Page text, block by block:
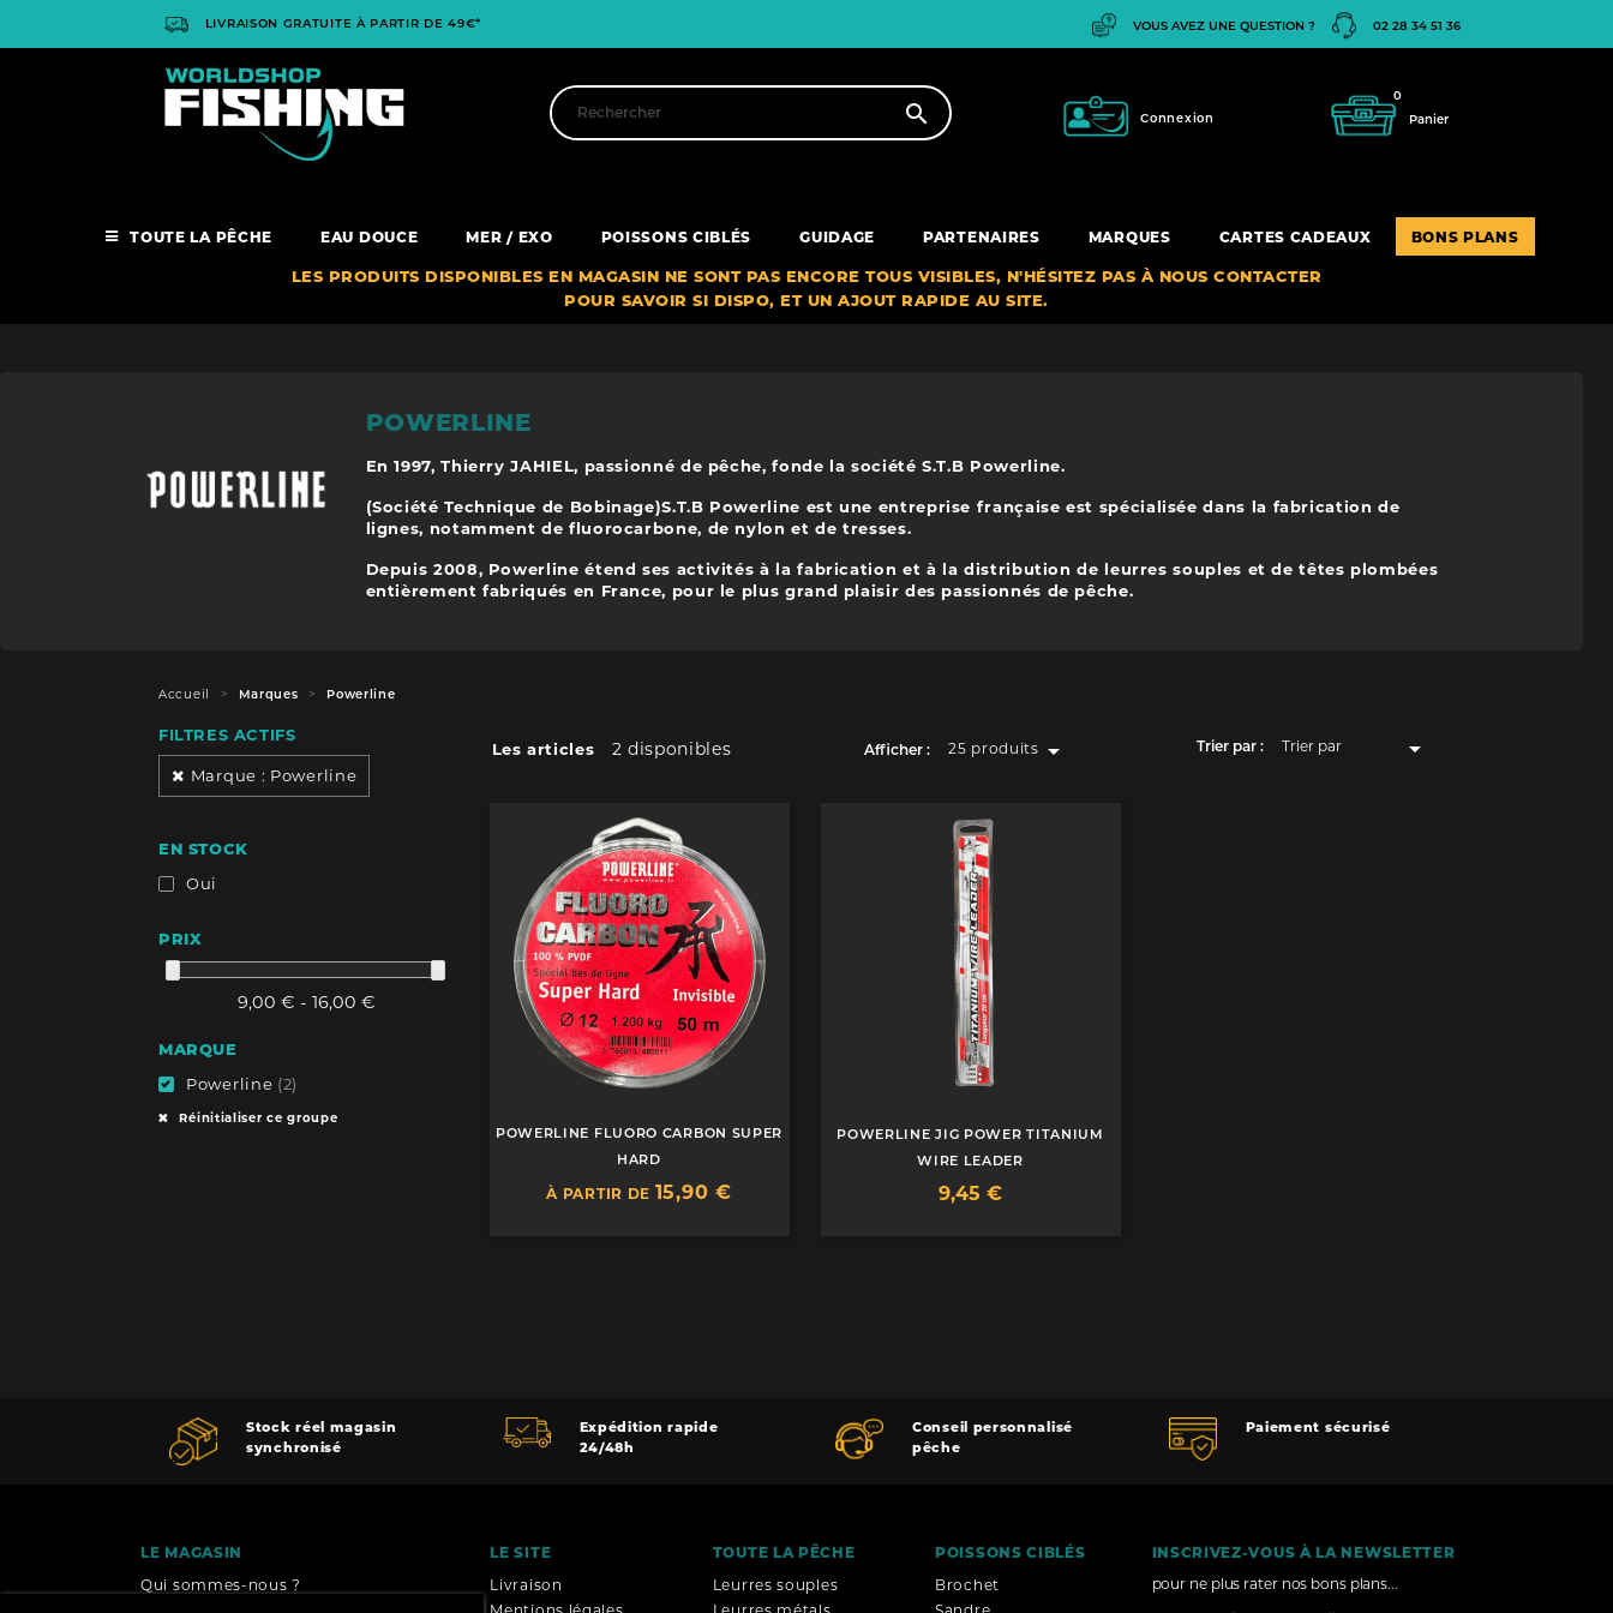
Panneau de gestion des cookies
LIVRAISON GRATUITE À PARTIR DE 49€* VOUS AVEZ UNE QUESTION ? 02 28 34 51 36
 Connexion Panier
0
TOUTE LA PÊCHE EAU DOUCE MER / EXO POISSONS CIBLÉS GUIDAGE PARTENAIRES MARQUES CARTES CADEAUX BONS PLANS
LES PRODUITS DISPONIBLES EN MAGASIN NE SONT PAS ENCORE TOUS VISIBLES, N'HÉSITEZ PAS À NOUS CONTACTER
POUR SAVOIR SI DISPO, ET UN AJOUT RAPIDE AU SITE.
POWERLINE
En 1997, Thierry JAHIEL, passionné de pêche, fonde la société S.T.B Powerline.
(Société Technique de Bobinage)S.T.B Powerline est une entreprise française est spécialisée dans la fabrication de
lignes, notamment de fluorocarbone, de nylon et de tresses.
Depuis 2008, Powerline étend ses activités à la fabrication et à la distribution de leurres souples et de têtes plombées
entièrement fabriqués en France, pour le plus grand plaisir des passionnés de pêche.
Accueil Marques Powerline
FILTRES ACTIFS
Marque : Powerline
EN STOCK
Oui
PRIX
9,00 € - 16,00 €
MARQUE
Powerline (2)
Réinitialiser ce groupe
Les articles 2 disponibles Afficher : 25 produits  Trier par : Trier par 
POWERLINE FLUORO CARBON SUPER
HARD
À PARTIR DE 15,90 €
POWERLINE JIG POWER TITANIUM
WIRE LEADER
Prix
9,45 €
Stock réel magasin
synchronisé
Expédition rapide
24/48h
Conseil personnalisé
pêche
Paiement sécurisé
LE MAGASIN
Qui sommes-nous ?
LE SITE
Livraison
TOUTE LA PÊCHE
Leurres souples
POISSONS CIBLÉS
Brochet
INSCRIVEZ-VOUS À LA NEWSLETTER
pour ne plus rater nos bons plans...